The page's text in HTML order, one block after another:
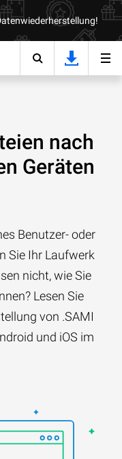
nach
Geräten
Benutzer- oder
Sie Ihr Laufwerk
nicht, wie Sie
Lesen Sie
von .SAMI
und iOS im